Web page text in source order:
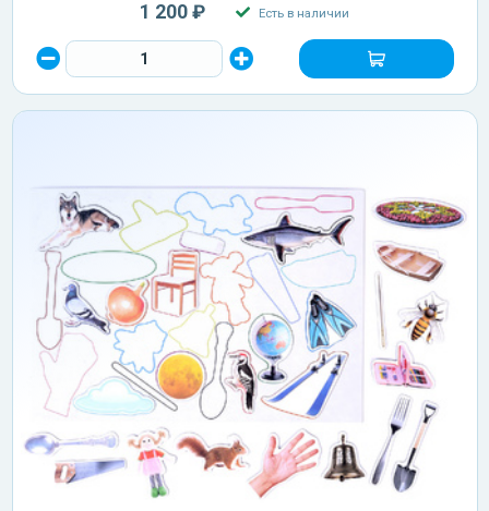
1 200 ₽ Есть в наличии